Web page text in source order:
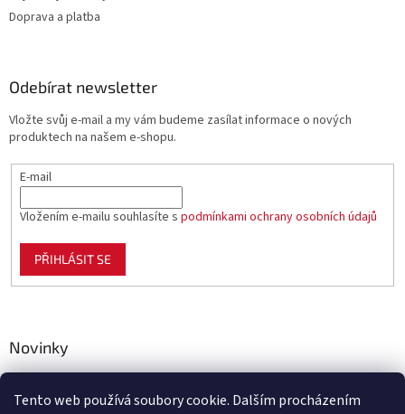
Tento web používá soubory cookie. Dalším procházením
Doprava a platba
Odebírat newsletter
Vložte svůj e-mail a my vám budeme zasílat informace o nových
produktech na našem e-shopu.
E-mail
Vložením e-mailu souhlasíte s podmínkami ochrany osobních údajů
PŘIHLÁSIT SE
Novinky
zahradu, chov i domácnost